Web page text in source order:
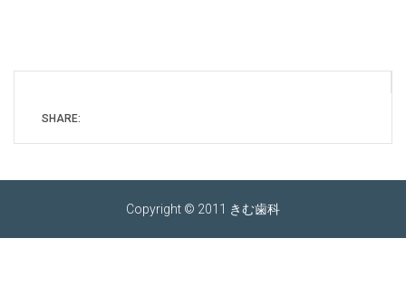
SHARE:
Copyright © 2011 きむ歯科